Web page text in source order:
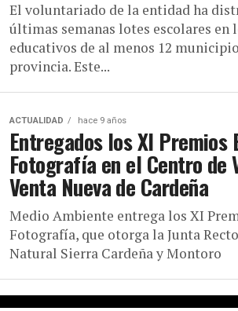
El voluntariado de la entidad ha
últimas semanas lotes escolares en
educativos de al menos 12
provincia. Este...
ACTUALIDAD hace 9 años
Entregados los XI Premios
Fotografía en el Centro de
Venta Nueva de Cardeña
Medio Ambiente entrega los XI
Fotografía, que otorga la Junta
Natural Sierra Cardeña y Montoro